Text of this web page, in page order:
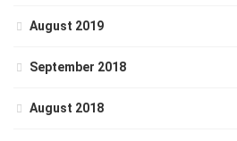
August 2019
September 2018
August 2018